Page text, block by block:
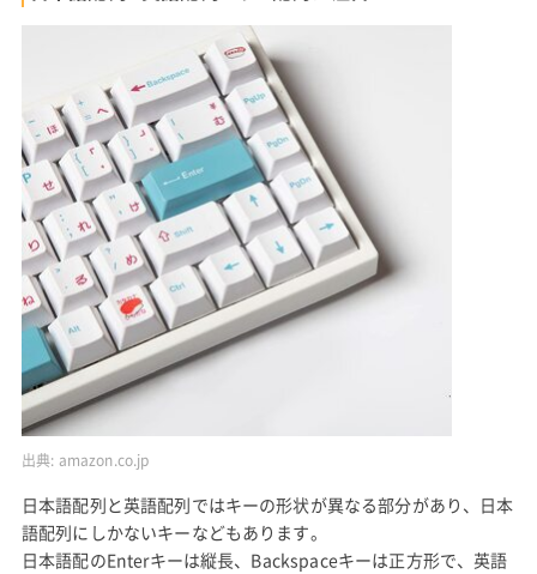
出典: amazon.co.jp
日本語配列と英語配列ではキーの形状が異なる部分があり、日本
語配列にしかないキーなどもあります。
日本語配のEnterキーは縦長、Backspaceキーは正方形で、英語